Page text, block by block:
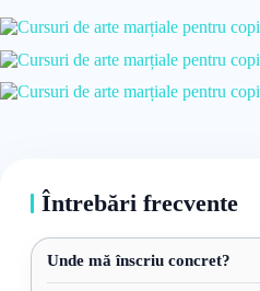
Întrebări frecvente
Unde mă înscriu concret?